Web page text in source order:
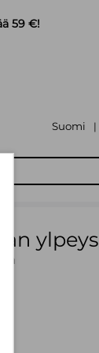
59 €!
Suomi |
ylpeys